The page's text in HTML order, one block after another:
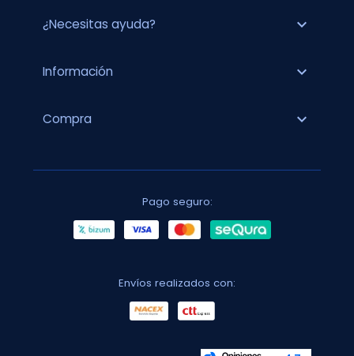
¿Necesitas ayuda? expand_more
Información expand_more
Compra expand_more
Pago seguro:
Envíos realizados con: